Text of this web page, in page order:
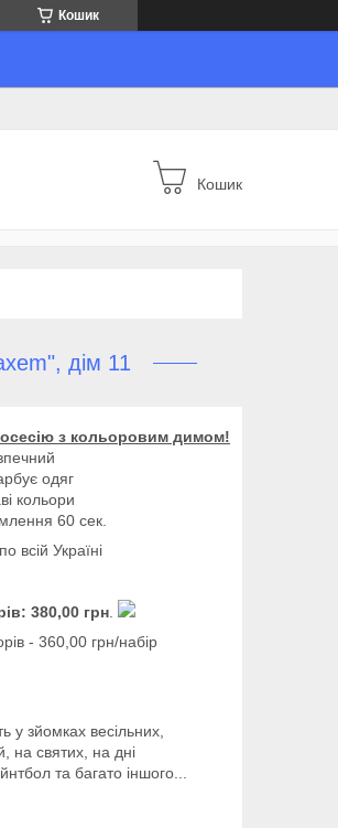
Кошик
Кошик
дім 11
з кольоровим димом!
одяг
кольори
60 сек.
всій Україні
380,00 грн.
- 360,00 грн/набір
у зйомках весільних,
на святих, на дні
та багато іншого...